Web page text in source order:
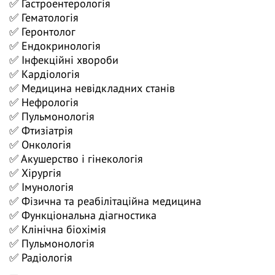
Дерматовенерологія
Ендокринологія
Загальна практика - сімейна медицина
Інфекційні хвороби
Кардіологія
Медицина невідкладних станів
Неврологія
Нефрологія
Пульмонологія
Ревматологія
Терапія
Токсикологія
Фтизіатрія
Онкологія
Онкогінекологія
✅ Гастроентерологія
✅ Гематологія
✅ Геронтолог
✅ Ендокринологія
✅ Інфекційні хвороби
✅ Кардіологія
✅ Медицина невідкладних станів
✅ Нефрологія
✅ Пульмонологія
✅ Фтизіатрія
✅ Онкологія
✅ Акушерство і гінекологія
✅ Хірургія
✅ Імунологія
✅ Фізична та реабілітаційна медицина
✅ Функціональна діагностика
✅ Клінічна біохімія
✅ Пульмонологія
✅ Радіологія